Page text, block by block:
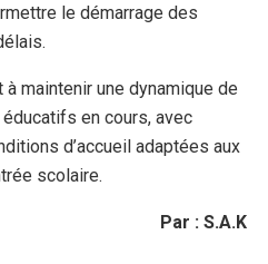
le démarrage des
maintenir une dynamique de
en cours, avec
d’accueil adaptées aux
scolaire.
Par : S.A.K